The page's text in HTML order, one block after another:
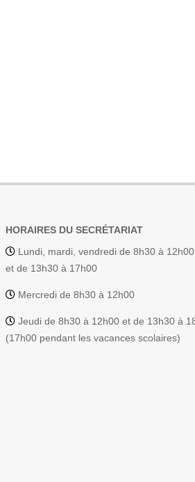
HORAIRES DU SECRÉTARIAT
Lundi, mardi, vendredi de 8h30 à 12h00
et de 13h30 à 17h00
Mercredi de 8h30 à 12h00
Jeudi de 8h30 à 12h00 et de 13h30 à
(17h00 pendant les vacances scolaires)